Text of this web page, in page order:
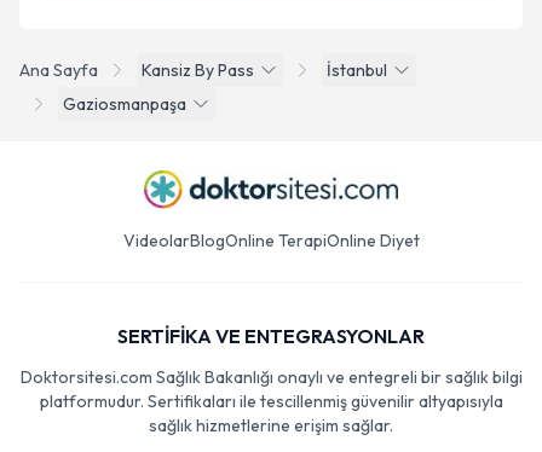
Ana Sayfa Kansiz By Pass
İstanbul
Gaziosmanpaşa
VideolarBlogOnline TerapiOnline Diyet
SERTİFİKA VE ENTEGRASYONLAR
Doktorsitesi.com Sağlık Bakanlığı onaylı ve entegreli bir sağlık bilgi
platformudur. Sertifikaları ile tescillenmiş güvenilir altyapısıyla
sağlık hizmetlerine erişim sağlar.